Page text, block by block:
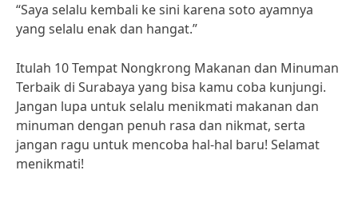
“Saya selalu kembali ke sini karena soto ayamnya
yang selalu enak dan hangat.”
Itulah 10 Tempat Nongkrong Makanan dan Minuman
Terbaik di Surabaya yang bisa kamu coba kunjungi.
Jangan lupa untuk selalu menikmati makanan dan
minuman dengan penuh rasa dan nikmat, serta
jangan ragu untuk mencoba hal-hal baru! Selamat
menikmati!